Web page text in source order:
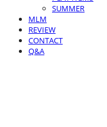
SUMMER
MLM
REVIEW
CONTACT
Q&A